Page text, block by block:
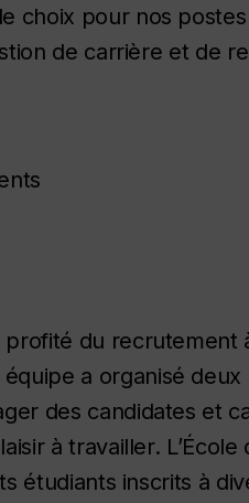
choix pour nos
de carrière et de
du recrutement
a organisé deux
des candidates et
à travailler.
étudiants inscrits à